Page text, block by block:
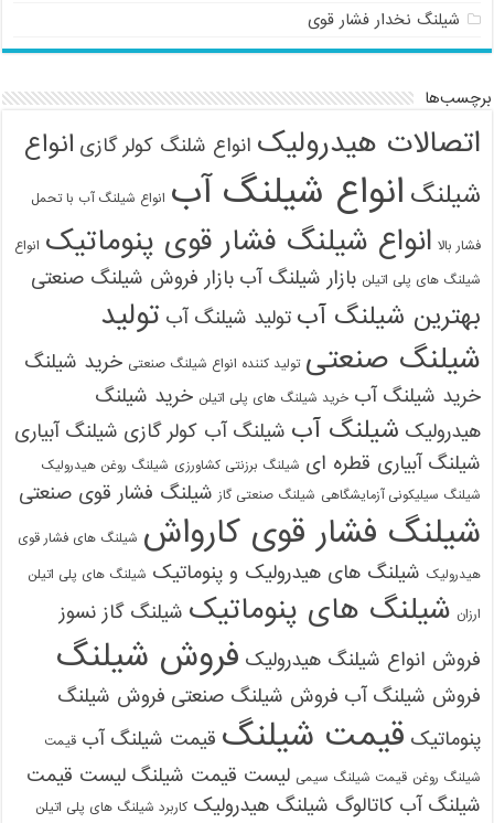
شیلنگ نخدار فشار قوی
برچسب‌ها
اتصالات هیدرولیک انواع شلنگ کولر گازی انواع
شیلنگ انواع شیلنگ آب انواع شیلنگ آب با تحمل
فشار بالا انواع شیلنگ فشار قوی پنوماتیک انواع
شیلنگ های پلی اتیلن بازار شیلنگ آب بازار فروش شیلنگ صنعتی
بهترین شیلنگ آب تولید شیلنگ آب تولید
شیلنگ صنعتی تولید کننده انواع شیلنگ صنعتی خرید شیلنگ
خرید شیلنگ آب خرید شیلنگ های پلی اتیلن خرید شیلنگ
هیدرولیک شیلنگ آب شیلنگ آب کولر گازی شیلنگ آبیاری
شیلنگ آبیاری قطره ای شیلنگ برزنتی کشاورزی شیلنگ روغن هیدرولیک
شیلنگ سیلیکونی آزمایشگاهی شیلنگ صنعتی گاز شیلنگ فشار قوی صنعتی
شیلنگ فشار قوی کارواش شیلنگ های فشار قوی
هیدرولیک شیلنگ های هیدرولیک و پنوماتیک شیلنگ های پلی اتیلن
ارزان شیلنگ های پنوماتیک شیلنگ گاز نسوز
فروش انواع شیلنگ هیدرولیک فروش شیلنگ
فروش شیلنگ آب فروش شیلنگ صنعتی فروش شیلنگ
پنوماتیک قیمت شیلنگ قیمت شیلنگ آب قیمت
شیلنگ روغن قیمت شیلنگ سیمی لیست قیمت شیلنگ لیست قیمت
شیلنگ آب کاتالوگ شیلنگ هیدرولیک کاربرد شیلنگ های پلی اتیلن